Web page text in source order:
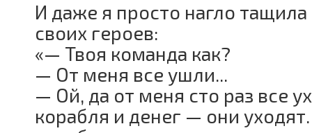
И даже я просто нагло тащила
своих героев:
«— Твоя команда как?
— От меня все ушли...
— Ой, да от меня сто раз все
корабля и денег — они